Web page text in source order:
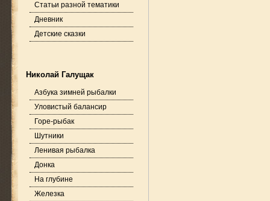
Статьи разной тематики
Дневник
Детские сказки
Николай Галущак
Азбука зимней рыбалки
Уловистый балансир
Горе-рыбак
Шутники
Ленивая рыбалка
Донка
На глубине
Железка